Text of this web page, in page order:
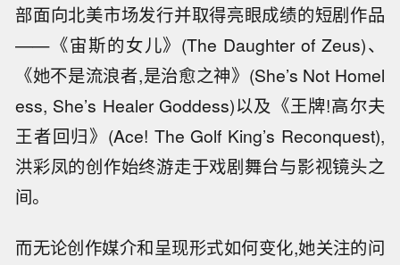
部面向北美市场发行并取得亮眼成绩的短剧作品
——《宙斯的女儿》(The Daughter of Zeus)、
《她不是流浪者,是治愈之神》(She’s Not Homel
ess, She’s Healer Goddess)以及《王牌!高尔夫
王者回归》(Ace! The Golf King’s Reconquest),
洪彩凤的创作始终游走于戏剧舞台与影视镜头之
间。
而无论创作媒介和呈现形式如何变化,她关注的问